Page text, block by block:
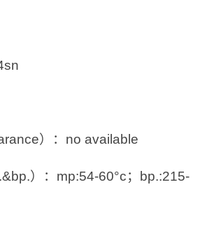
）：no available
）：mp:54-60°c；bp.:215-